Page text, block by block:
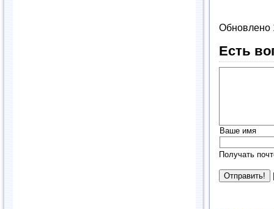
Обновлено
Есть
Ваше имя
Получать